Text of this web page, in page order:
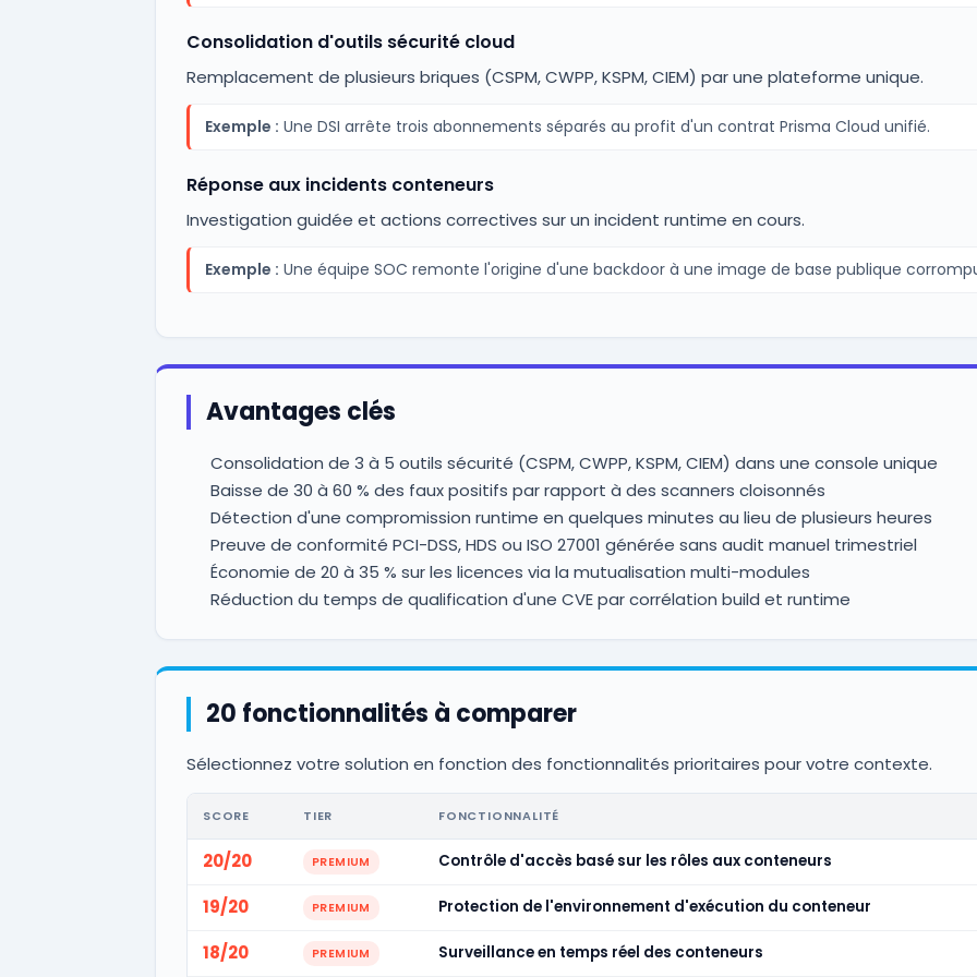
Consolidation d'outils sécurité cloud
Remplacement de plusieurs briques (CSPM, CWPP, KSPM, CIEM) par une plateforme unique.
Exemple : Une DSI arrête trois abonnements séparés au profit d'un contrat Prisma Cloud unifié.
Réponse aux incidents conteneurs
Investigation guidée et actions correctives sur un incident runtime en cours.
Exemple : Une équipe SOC remonte l'origine d'une backdoor à une image de base publique
Avantages clés
Consolidation de 3 à 5 outils sécurité (CSPM, CWPP, KSPM, CIEM) dans une console unique
Baisse de 30 à 60 % des faux positifs par rapport à des scanners cloisonnés
Détection d'une compromission runtime en quelques minutes au lieu de plusieurs heures
Preuve de conformité PCI-DSS, HDS ou ISO 27001 générée sans audit manuel trimestriel
Économie de 20 à 35 % sur les licences via la mutualisation multi-modules
Réduction du temps de qualification d'une CVE par corrélation build et runtime
20 fonctionnalités à comparer
Sélectionnez votre solution en fonction des fonctionnalités prioritaires pour votre contexte.
SCORE TIER FONCTIONNALITÉ
20/20 PREMIUM Contrôle d'accès basé sur les rôles aux conteneurs
19/20 PREMIUM Protection de l'environnement d'exécution du conteneur
18/20 PREMIUM Surveillance en temps réel des conteneurs